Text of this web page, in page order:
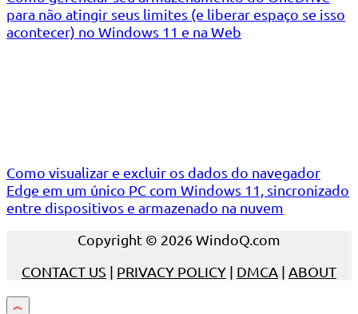
para não atingir seus limites (e liberar espaço se isso
acontecer) no Windows 11 e na Web
Como visualizar e excluir os dados do navegador
Edge em um único PC com Windows 11, sincronizado
entre dispositivos e armazenado na nuvem
Copyright © 2026 WindoQ.com
CONTACT US | PRIVACY POLICY | DMCA | ABOUT